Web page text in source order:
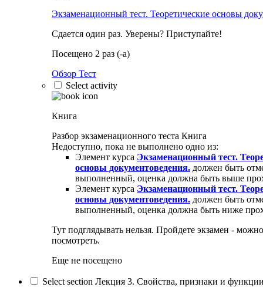
Экзаменационный тест. Теоретические основы
Сдается один раз. Уверены? Приступайте!
Посещено 2 раз (-а)
Обзор Тест
Select activity
Книга
Разбор экзаменационного теста Книга
Недоступно, пока не выполнено одно из:
Элемент курса Экзаменационный тест.
основы документоведения. должен быть
выполненный, оценка должна быть выше
Элемент курса Экзаменационный тест.
основы документоведения. должен быть
выполненный, оценка должна быть ниже
Тут подглядывать нельзя. Пройдете экзамен -
посмотреть.
Еще не посещено
Select section Лекция 3. Свойства, признаки и